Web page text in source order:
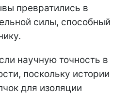
превратились в
силы, способный
научную точность в
поскольку истории
для изоляции